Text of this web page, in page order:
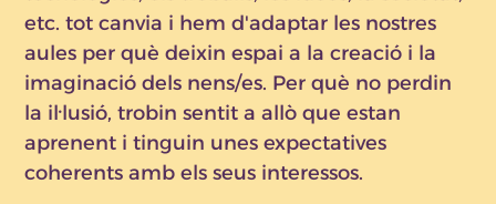
etc. tot canvia i hem d'adaptar les nostres
aules per què deixin espai a la creació i la
imaginació dels nens/es. Per què no perdin
la il·lusió, trobin sentit a allò que estan
aprenent i tinguin unes expectatives
coherents amb els seus interessos.